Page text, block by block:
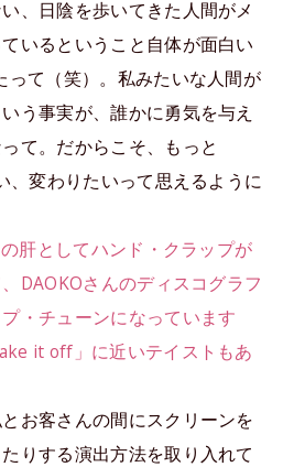
、日陰を歩いてきた人間がメ
いるということ自体が面白い
て（笑）。私みたいな人間が
う事実が、誰かに勇気を与え
て。だからこそ、もっと
、変わりたいって思えるように
肝としてハンド・クラップが
DAOKOさんのディスコグラフ
・チューンになっています
it off」に近いテイストもあ
お客さんの間にスクリーンを
りする演出方法を取り入れて